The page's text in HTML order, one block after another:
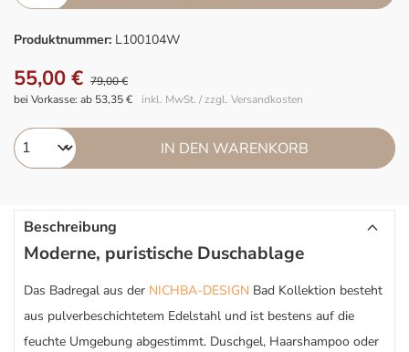
Produktnummer: L100104W
55,00 € 79,00 €
inkl. MwSt. / zzgl. Versandkosten
bei Vorkasse: ab 53,35 €
IN DEN WARENKORB
Beschreibung
Moderne, puristische Duschablage
Das Badregal aus der NICHBA-DESIGN Bad Kollektion besteht
aus pulverbeschichtetem Edelstahl und ist bestens auf die
feuchte Umgebung abgestimmt. Duschgel, Haarshampoo oder